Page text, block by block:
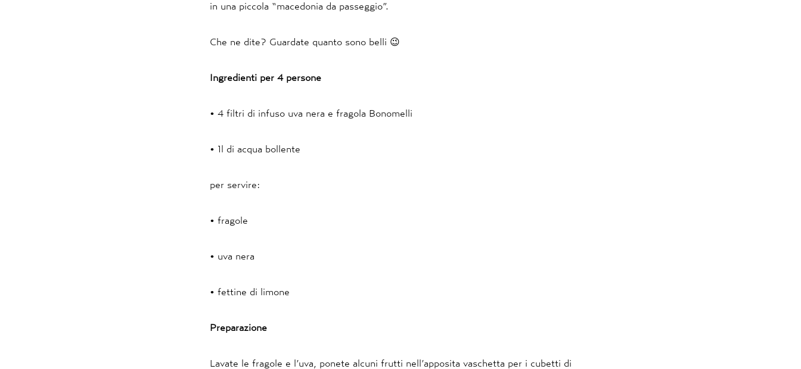
in una piccola “macedonia da passeggio”.
Che ne dite? Guardate quanto sono belli 😉
Ingredienti per 4 persone
• 4 filtri di infuso uva nera e fragola Bonomelli
• 1l di acqua bollente
per servire:
• fragole
• uva nera
• fettine di limone
Preparazione
Lavate le fragole e l’uva, ponete alcuni frutti nell’apposita vaschetta per i cubetti di